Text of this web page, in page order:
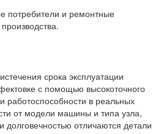
потребители и ремонтные
срока эксплуатации
с помощью высокоточного
работоспособности в реальных
от модели машины и типа узла,
долговечностью отличаются детали